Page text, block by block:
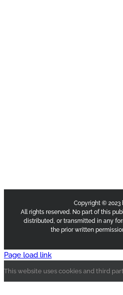
Copyright © 2023
All rights reserved. No part of this
distributed, or transmitted in any
the prior written
Page load link
This website uses cookies and third